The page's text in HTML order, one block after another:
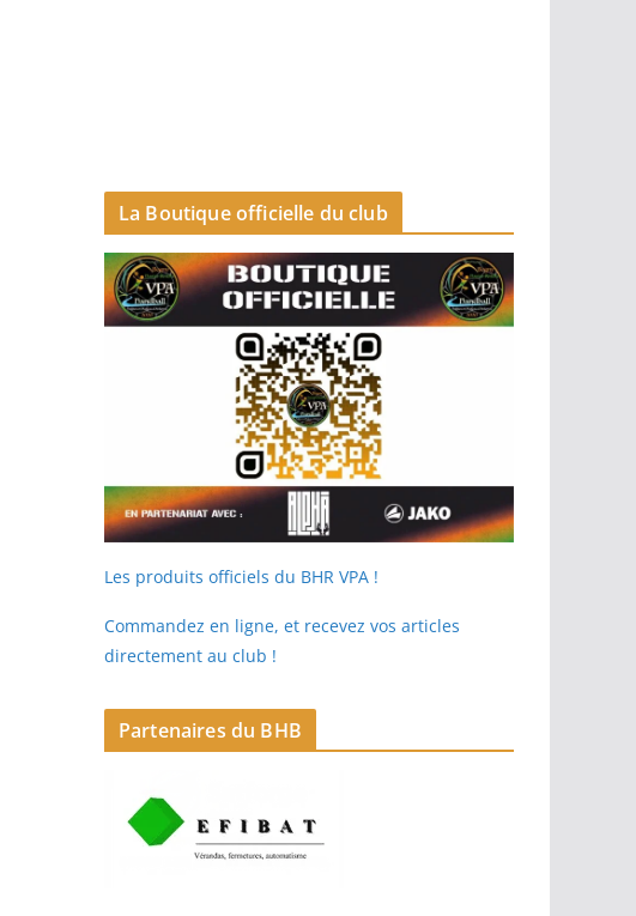
La Boutique officielle du club
Les produits officiels du BHR VPA !
Commandez en ligne, et recevez vos articles
directement au club !
Partenaires du BHB